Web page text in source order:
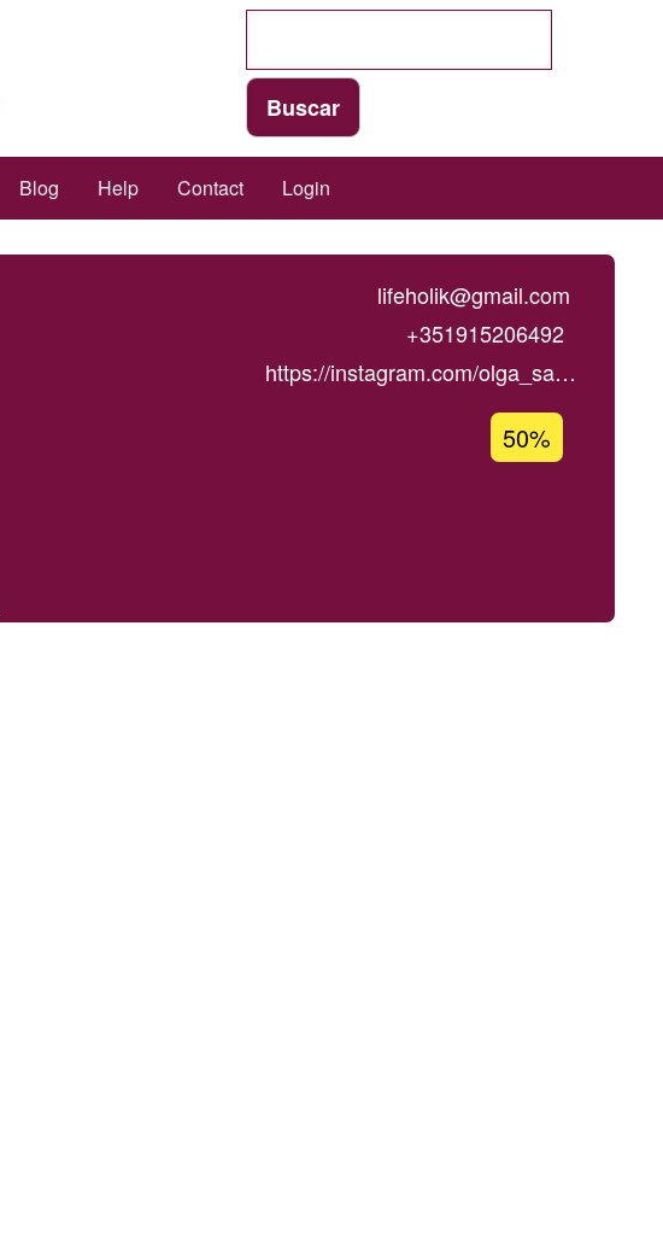
Blog Help Contact Login
lifeholik@gmail.com
+351915206492
https://instagram.com/olga_sa…
Acceptance
percentage
50%